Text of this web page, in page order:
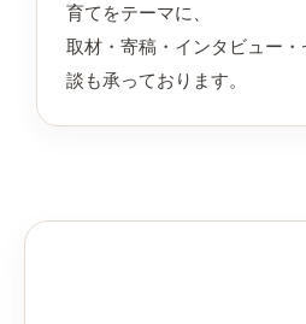
育てをテーマに、
取材・寄稿・インタビュー
談も承っております。